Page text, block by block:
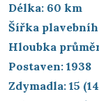
Délka: 60 km
Šířka
Hloubka
Postaven: 1938
Zdymadla: 15